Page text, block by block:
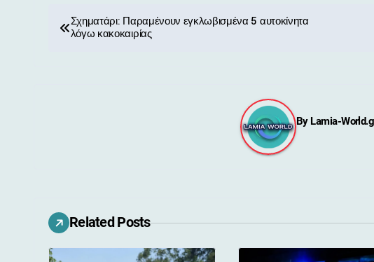
η
ά
Σχηματάρι: Παραμένουν εγκλωβισμένα 5 αυτοκίνητα
λόγω κακοκαιρίας
By Lamia-
Related Posts